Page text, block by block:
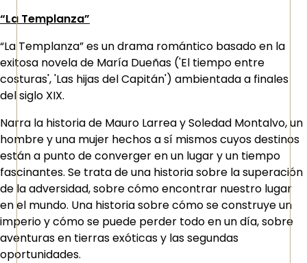
“La Templanza”
“La Templanza” es un drama romántico basado en la
exitosa novela de María Dueñas ('El tiempo entre
costuras', 'Las hijas del Capitán') ambientada a finales
del siglo XIX.
Narra la historia de Mauro Larrea y Soledad Montalvo, un
hombre y una mujer hechos a sí mismos cuyos destinos
están a punto de converger en un lugar y un tiempo
fascinantes. Se trata de una historia sobre la superación
de la adversidad, sobre cómo encontrar nuestro lugar
en el mundo. Una historia sobre cómo se construye un
imperio y cómo se puede perder todo en un día, sobre
aventuras en tierras exóticas y las segundas
oportunidades.